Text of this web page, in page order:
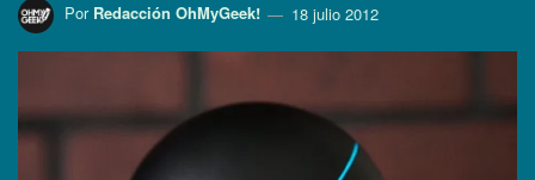
Por Redacción OhMyGeek! 18 julio 2012